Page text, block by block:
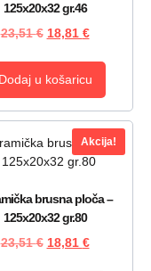
125x20x32 gr.46
23,51€ 18,81 €
Dodaj u košaricu
Akcija!
brusna ploča –
125x20x32 gr.80
23,51€ 18,81 €